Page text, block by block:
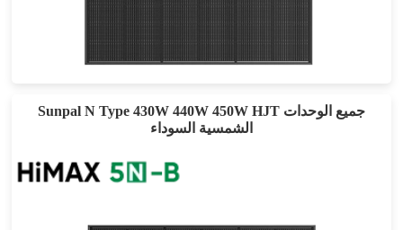
ضمان الطاقة لمدة 30 عامًا
Sunpal N Type 430W 440W 450W HJT جميع الوحدات
الشمسية السوداء